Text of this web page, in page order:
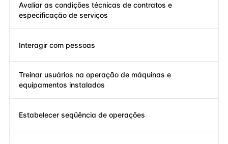
Avaliar as condições técnicas de contratos e
especificação de serviços
Interagir com pessoas
Treinar usuários na operação de máquinas e
equipamentos instalados
Estabelecer seqüência de operações